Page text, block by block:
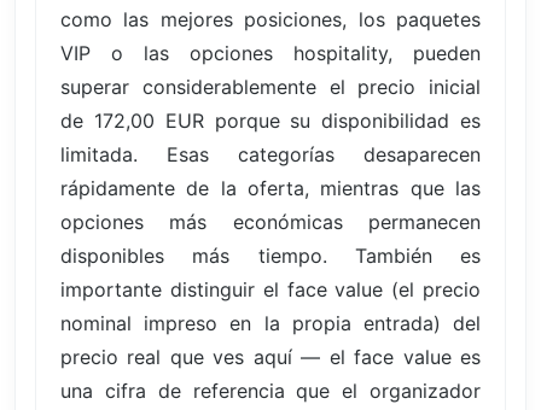
como las mejores posiciones, los paquetes
VIP o las opciones hospitality, pueden
superar considerablemente el precio inicial
de 172,00 EUR porque su disponibilidad es
limitada. Esas categorías desaparecen
rápidamente de la oferta, mientras que las
opciones más económicas permanecen
disponibles más tiempo. También es
importante distinguir el face value (el precio
nominal impreso en la propia entrada) del
precio real que ves aquí — el face value es
una cifra de referencia que el organizador